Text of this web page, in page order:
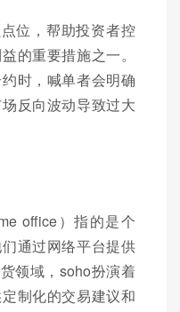
位，帮助投资者控
的重要措施之一。
时，喊单者会明确
反向波动导致过大
office）指的是个
通过网络平台提供
领域，soho扮演着
制化的交易建议和